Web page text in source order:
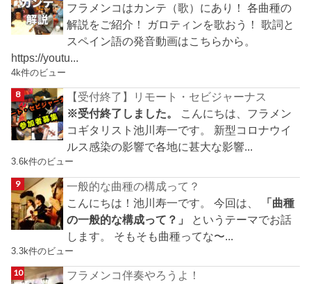
フラメンコはカンテ（歌）にあり！ 各曲種の
解説をご紹介！ ガロティンを歌おう！ 歌詞と
スペイン語の発音動画はこちらから。
https://youtu...
4k件のビュー
【受付終了】リモート・セビジャーナス
※受付終了しました。
こんにちは、フラメン
コギタリスト池川寿一です。 新型コロナウイ
ルス感染の影響で各地に甚大な影響...
3.6k件のビュー
一般的な曲種の構成って？
こんにちは！池川寿一です。 今回は、
「曲種
の一般的な構成って？」
というテーマでお話
します。 そもそも曲種ってな〜...
3.3k件のビュー
フラメンコ伴奏やろうよ！